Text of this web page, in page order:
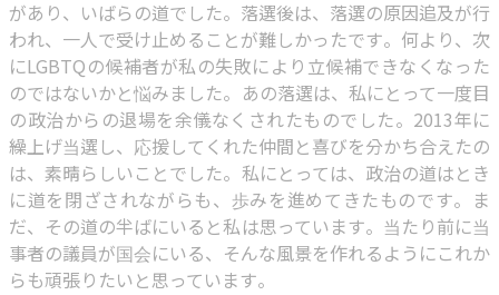
があり、いばらの道でした。落選後は、落選の原因追及が行
われ、一人で受け止めることが難しかったです。何より、次
にLGBTQの候補者が私の失敗により立候補できなくなった
のではないかと悩みました。あの落選は、私にとって一度目
の政治からの退場を余儀なくされたものでした。2013年に
繰上げ当選し、応援してくれた仲間と喜びを分かち合えたの
は、素晴らしいことでした。私にとっては、政治の道はとき
に道を閉ざされながらも、歩みを進めてきたものです。ま
だ、その道の半ばにいると私は思っています。当たり前に当
事者の議員が国会にいる、そんな風景を作れるようにこれか
らも頑張りたいと思っています。